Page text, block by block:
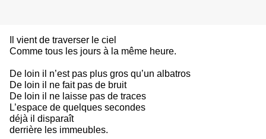
Il vient de traverser le ciel
Comme tous les jours à la même heure.
De loin il n’est pas plus gros qu’un albatros
De loin il ne fait pas de bruit
De loin il ne laisse pas de traces
L’espace de quelques secondes
déjà il disparaît
derrière les immeubles.